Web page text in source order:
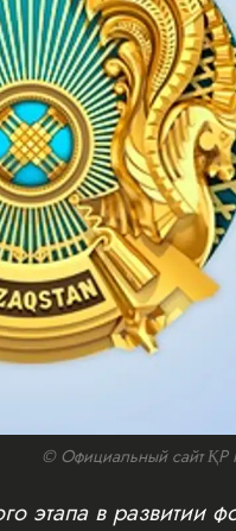
© Официальный сайт ҚР
этапа в развитии